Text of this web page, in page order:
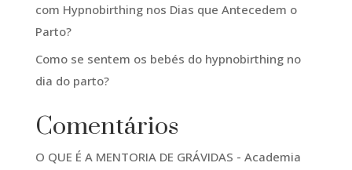
com Hypnobirthing nos Dias que Antecedem o
Parto?
Como se sentem os bebés do hypnobirthing no
dia do parto?
Comentários
O QUE É A MENTORIA DE GRÁVIDAS - Academia